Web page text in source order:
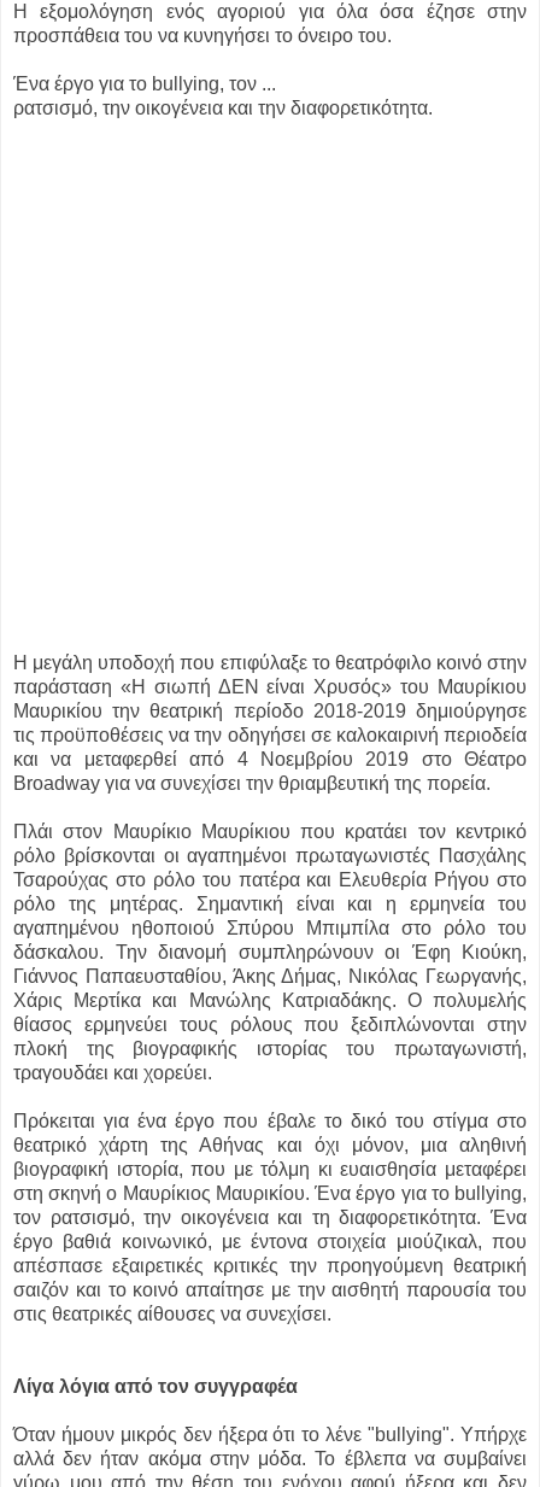
Η εξομολόγηση ενός αγοριού για όλα όσα έζησε στην
προσπάθεια του να κυνηγήσει το όνειρο του.
Ένα έργο για το bullying, τον ...
ρατσισμό, την οικογένεια και την διαφορετικότητα.
Η μεγάλη υποδοχή που επιφύλαξε το θεατρόφιλο κοινό στην
παράσταση «Η σιωπή ΔΕΝ είναι Χρυσός» του Μαυρίκιου
Μαυρικίου την θεατρική περίοδο 2018-2019 δημιούργησε
τις προϋποθέσεις να την οδηγήσει σε καλοκαιρινή περιοδεία
και να μεταφερθεί από 4 Νοεμβρίου 2019 στο Θέατρο
Broadway για να συνεχίσει την θριαμβευτική της πορεία.
Πλάι στον Μαυρίκιο Μαυρίκιου που κρατάει τον κεντρικό
ρόλο βρίσκονται οι αγαπημένοι πρωταγωνιστές Πασχάλης
Τσαρούχας στο ρόλο του πατέρα και Ελευθερία Ρήγου στο
ρόλο της μητέρας. Σημαντική είναι και η ερμηνεία του
αγαπημένου ηθοποιού Σπύρου Μπιμπίλα στο ρόλο του
δάσκαλου. Την διανομή συμπληρώνουν οι Έφη Κιούκη,
Γιάννος Παπαευσταθίου, Άκης Δήμας, Νικόλας Γεωργανής,
Χάρις Μερτίκα και Μανώλης Κατριαδάκης. Ο πολυμελής
θίασος ερμηνεύει τους ρόλους που ξεδιπλώνονται στην
πλοκή της βιογραφικής ιστορίας του πρωταγωνιστή,
τραγουδάει και χορεύει.
Πρόκειται για ένα έργο που έβαλε το δικό του στίγμα στο
θεατρικό χάρτη της Αθήνας και όχι μόνον, μια αληθινή
βιογραφική ιστορία, που με τόλμη κι ευαισθησία μεταφέρει
στη σκηνή ο Μαυρίκιος Μαυρικίου. Ένα έργο για το bullying,
τον ρατσισμό, την οικογένεια και τη διαφορετικότητα. Ένα
έργο βαθιά κοινωνικό, με έντονα στοιχεία μιούζικαλ, που
απέσπασε εξαιρετικές κριτικές την προηγούμενη θεατρική
σαιζόν και το κοινό απαίτησε με την αισθητή παρουσία του
στις θεατρικές αίθουσες να συνεχίσει.
Λίγα λόγια από τον συγγραφέα
Όταν ήμουν μικρός δεν ήξερα ότι το λένε "bullying". Υπήρχε
αλλά δεν ήταν ακόμα στην μόδα. Το έβλεπα να συμβαίνει